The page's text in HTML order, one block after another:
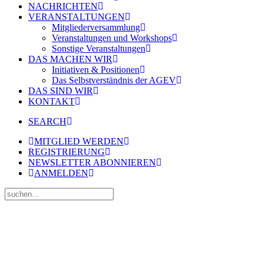
NACHRICHTEN
VERANSTALTUNGEN
Mitgliederversammlung
Veranstaltungen und Workshops
Sonstige Veranstaltungen
DAS MACHEN WIR
Initiativen & Positionen
Das Selbstverständnis der AGEV
DAS SIND WIR
KONTAKT
SEARCH
MITGLIED WERDEN
REGISTRIERUNG
NEWSLETTER ABONNIEREN
ANMELDEN